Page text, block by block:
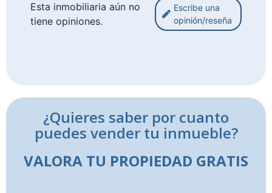
Esta inmobiliaria aún no
tiene opiniones.
Escribe una
opinión/reseña
¿Quieres saber por cuanto
puedes vender tu inmueble?
VALORA TU PROPIEDAD GRATIS